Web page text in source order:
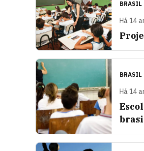
BRASIL
Há 14
BRASIL
Há 14